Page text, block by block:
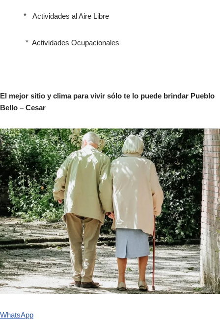
* Actividades al Aire Libre
* Actividades Ocupacionales
El mejor sitio y clima para vivir sólo te lo puede brindar Pueblo
Bello – Cesar
WhatsApp